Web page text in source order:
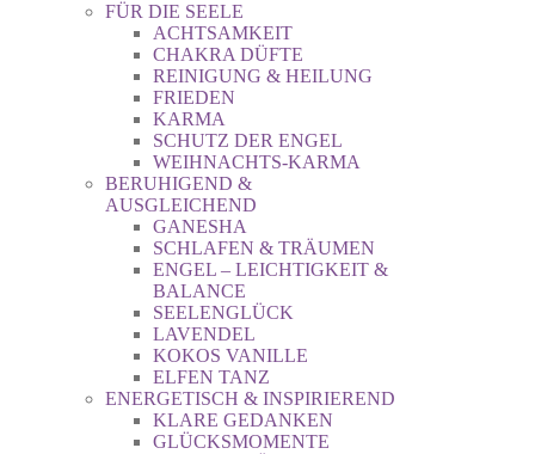
FÜR DIE SEELE
ACHTSAMKEIT
CHAKRA DÜFTE
REINIGUNG & HEILUNG
FRIEDEN
KARMA
SCHUTZ DER ENGEL
WEIHNACHTS-KARMA
BERUHIGEND &
AUSGLEICHEND
GANESHA
SCHLAFEN & TRÄUMEN
ENGEL – LEICHTIGKEIT &
BALANCE
SEELENGLÜCK
LAVENDEL
KOKOS VANILLE
ELFEN TANZ
ENERGETISCH & INSPIRIEREND
KLARE GEDANKEN
GLÜCKSMOMENTE